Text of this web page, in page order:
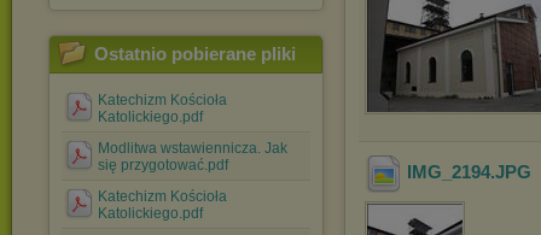
Ostatnio pobierane pliki
Katechizm Kościoła
Katolickiego.pdf
Modlitwa wstawiennicza. Jak
się przygotować.pdf
Katechizm Kościoła
Katolickiego.pdf
IMG_2194.JPG